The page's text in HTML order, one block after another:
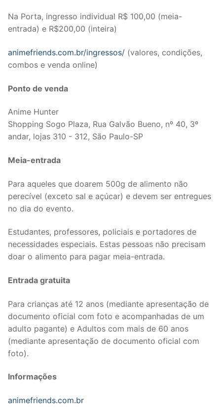
Na Porta, ingresso individual R$ 100,00 (meia-
entrada) e R$200,00 (inteira)
animefriends.com.br/ingressos/ (valores, condições,
combos e venda online)
Ponto de venda
Anime Hunter
Shopping Sogo Plaza, Rua Galvão Bueno, nº 40, 3º
andar, lojas 310 - 312, São Paulo-SP
Meia-entrada
Para aqueles que doarem 500g de alimento não
perecível (exceto sal e açúcar) e devem ser entregues
no dia do evento.
Estudantes, professores, policiais e portadores de
necessidades especiais. Estas pessoas não precisam
doar o alimento para pagar meia-entrada.
Entrada gratuita
Para crianças até 12 anos (mediante apresentação de
documento oficial com foto e acompanhadas de um
adulto pagante) e Adultos com mais de 60 anos
(mediante apresentação de documento oficial com
foto).
Informações
animefriends.com.br